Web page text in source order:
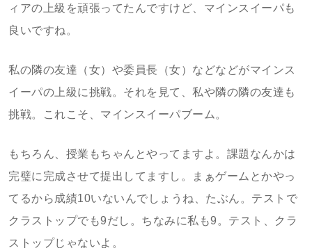
ィアの上級を頑張ってたんですけど、マインスイーパも
良いですね。
私の隣の友達（女）や委員長（女）などなどがマインス
イーパの上級に挑戦。それを見て、私や隣の隣の友達も
挑戦。これこそ、マインスイーパブーム。
もちろん、授業もちゃんとやってますよ。課題なんかは
完璧に完成させて提出してますし。まぁゲームとかやっ
てるから成績10いないんでしょうね、たぶん。テストで
クラストップでも9だし。ちなみに私も9。テスト、クラ
ストップじゃないよ。